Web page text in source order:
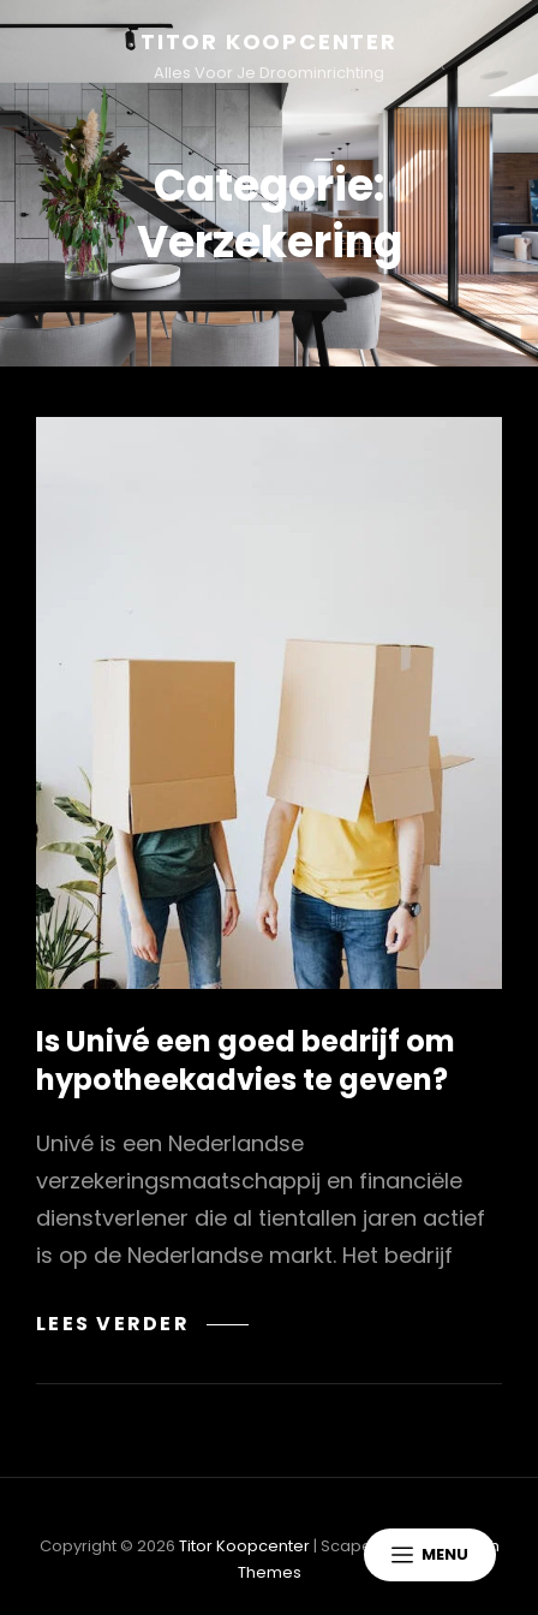
TITOR KOOPCENTER
Alles Voor Je Droominrichting
MENU
Categorie:
Verzekering
Is Univé een goed bedrijf om
hypotheekadvies te geven?
Univé is een Nederlandse
verzekeringsmaatschappij en financiële
dienstverlener die al tientallen jaren actief
is op de Nederlandse markt. Het bedrijf
LEES VERDER IS
EEN
OM
GEVEN?
Copyright © 2026 Titor Koopcenter| ScapeShot DoorCatch
Themes